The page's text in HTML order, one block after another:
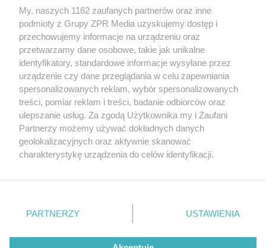
Żaden utwór zamieszczony w serwisie nie może być powielany i
rozpowszechniany lub dalej rozpowszechniany w jakikolwiek sposób
(w tym także elektroniczny lub mechaniczny) na jakimkolwiek polu
eksploatacji w jakiejkolwiek formie, włącznie z umieszczaniem w
Internecie bez pisemnej zgody właściciela praw. Jakiekolwiek użycie
lub wykorzystanie utworów w całości lub w części z naruszeniem
prawa, tzn. bez właściwej zgody, jest zabronione pod groźbą kary i
może być ścigane prawnie.
O nas
Nasze serwisy
My, naszych 1162 zaufanych partnerów oraz inne
podmioty z Grupy ZPR Media uzyskujemy dostęp i
przechowujemy informacje na urządzeniu oraz
przetwarzamy dane osobowe, takie jak unikalne
identyfikatory, standardowe informacje wysyłane przez
urządzenie czy dane przeglądania w celu zapewniania
spersonalizowanych reklam, wybór spersonalizowanych
treści, pomiar reklam i treści, badanie odbiorców oraz
ulepszanie usług. Za zgodą Użytkownika my i Zaufani
Partnerzy możemy używać dokładnych danych
geolokalizacyjnych oraz aktywnie skanować
charakterystykę urządzenia do celów identyfikacji.
zmienić/wycofać klikając przycisk ustawień prywatności
znajdujący się w lewym dolnym rogu strony
rodzaje przetwarzania danych nie wymagają zgody
PARTNERZY USTAWIENIA